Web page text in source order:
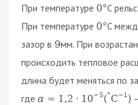
При температуре 0°C
При температуре 0°C
зазор в 9мм. При
происходить тепловое
длина будет меняться по
где α = 1 ,2 ⋅ 10− 5(°C−1 )